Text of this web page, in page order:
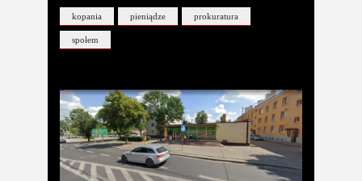
kopania pieniądze prokuratura
społem